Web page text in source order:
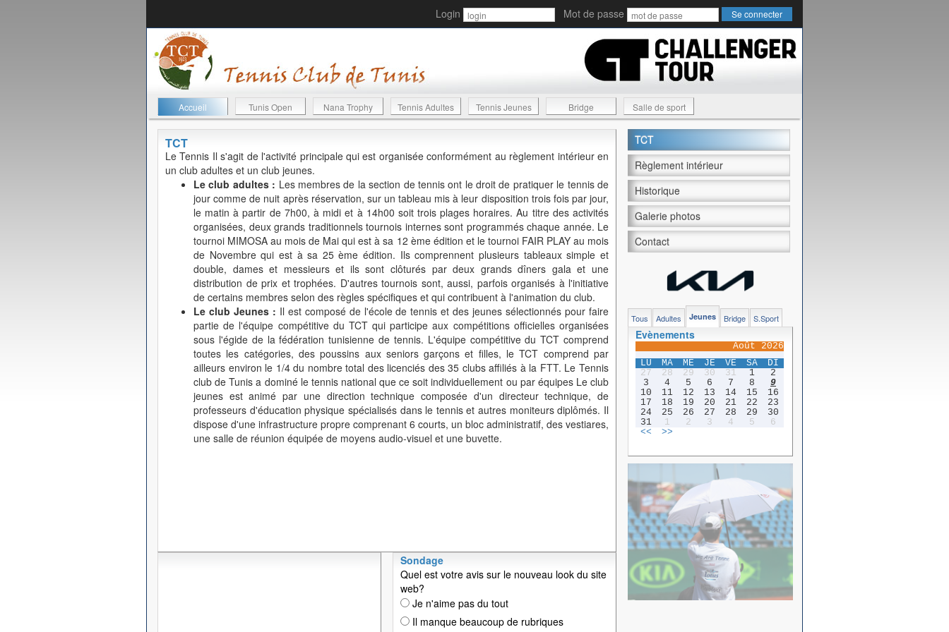
Login Mot de passe
Accueil Tunis Open Nana Trophy Tennis Adultes Tennis Jeunes Bridge Salle de sport
TCT
Le Tennis Il s'agit de l'activité principale qui est organisée conformément au règlement intérieur en
un club adultes et un club jeunes.
Le club adultes : Les membres de la section de tennis ont le droit de pratiquer le tennis de
jour comme de nuit après réservation, sur un tableau mis à leur disposition trois fois par jour,
le matin à partir de 7h00, à midi et à 14h00 soit trois plages horaires. Au titre des activités
organisées, deux grands traditionnels tournois internes sont programmés chaque année. Le
tournoi MIMOSA au mois de Mai qui est à sa 12 ème édition et le tournoi FAIR PLAY au mois
de Novembre qui est à sa 25 ème édition. Ils comprennent plusieurs tableaux simple et
double, dames et messieurs et ils sont clôturés par deux grands dîners gala et une
distribution de prix et trophées. D'autres tournois sont, aussi, parfois organisés à l'initiative
de certains membres selon des règles spécifiques et qui contribuent à l'animation du club.
Le club Jeunes : Il est composé de l'école de tennis et des jeunes sélectionnés pour faire
partie de l'équipe compétitive du TCT qui participe aux compétitions officielles organisées
sous l'égide de la fédération tunisienne de tennis. L'équipe compétitive du TCT comprend
toutes les catégories, des poussins aux seniors garçons et filles, le TCT comprend par
ailleurs environ le 1/4 du nombre total des licenciés des 35 clubs affiliés à la FTT. Le Tennis
club de Tunis a dominé le tennis national que ce soit individuellement ou par équipes Le club
jeunes est animé par une direction technique composée d'un directeur technique, de
professeurs d'éducation physique spécialisés dans le tennis et autres moniteurs diplômés. Il
dispose d'une infrastructure propre comprenant 6 courts, un bloc administratif, des vestiares,
une salle de réunion équipée de moyens audio-visuel et une buvette.
Sondage
Quel est votre avis sur le nouveau look du site
web?
Je n'aime pas du tout
Il manque beaucoup de rubriques
TCT
Règlement intérieur
Historique
Galerie photos
Contact
Tous Adultes Jeunes Bridge S.Sport
Evènements
Août 2026
LU
MA ME JE VE SA
DI
27
28 29 30 31 1
2
3
4 5 6 7 8
9
10
11 12 13 14 15
16
17
18 19 20 21 22
23
24
25 26 27 28 29
30
31
1 2 3 4 5
6
<<
>>